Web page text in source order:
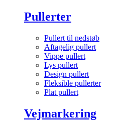
Pullerter
Pullert til nedstøb
Aftagelig pullert
Vippe pullert
Lys pullert
Design pullert
Fleksible pullerter
Plat pullert
Vejmarkering